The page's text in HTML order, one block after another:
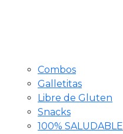
Combos
Galletitas
Libre de Gluten
Snacks
100% SALUDABLE